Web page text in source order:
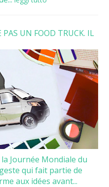
PAS UN FOOD TRUCK. IL
Journée Mondiale du
qui fait partie de
aux idées avant...